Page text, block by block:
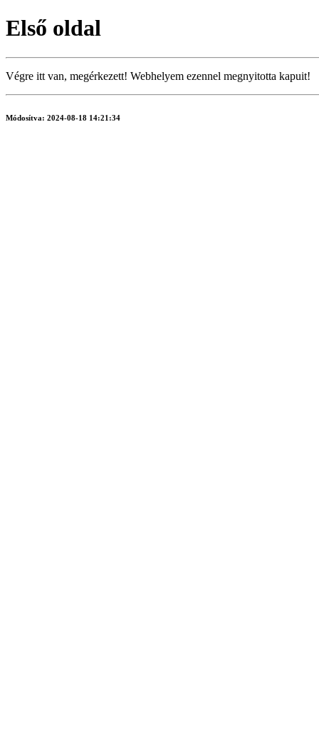
Első oldal
Végre itt van, megérkezett! Webhelyem ezennel megnyitotta kapuit!
Módosítva: 2024-08-18 14:21:34